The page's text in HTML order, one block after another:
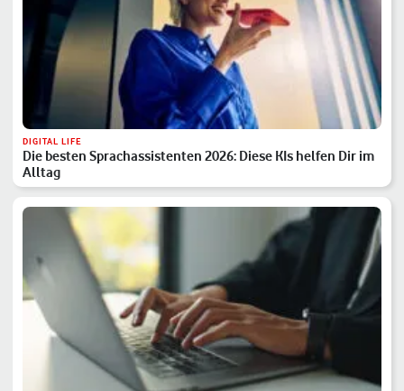
DIGITAL LIFE
Die besten Sprachassistenten 2026: Diese KIs helfen Dir im
Alltag